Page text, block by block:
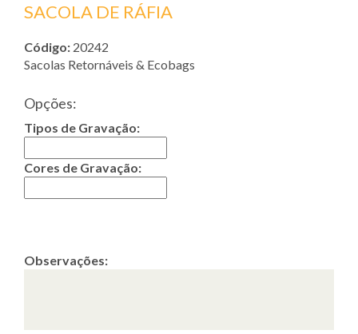
SACOLA DE RÁFIA
Código: 20242
Sacolas Retornáveis & Ecobags
Opções:
Tipos de Gravação:
Cores de Gravação:
Observações: